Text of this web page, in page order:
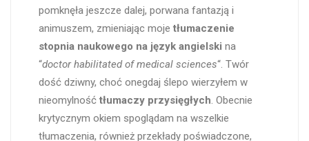
pomknęła jeszcze dalej, porwana fantazją i
animuszem, zmieniając moje tłumaczenie
stopnia naukowego na język angielski na
“doctor habilitated of medical sciences“. Twór
dość dziwny, choć onegdaj ślepo wierzyłem w
nieomylność tłumaczy przysięgłych. Obecnie
krytycznym okiem spoglądam na wszelkie
tłumaczenia, również przekłady poświadczone,